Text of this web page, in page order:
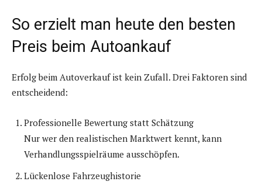
So erzielt man heute den besten
Preis beim Autoankauf
Erfolg beim Autoverkauf ist kein Zufall. Drei Faktoren sind
entscheidend:
Professionelle Bewertung statt Schätzung
Nur wer den realistischen Marktwert kennt, kann
Verhandlungsspielräume ausschöpfen.
Lückenlose Fahrzeughistorie